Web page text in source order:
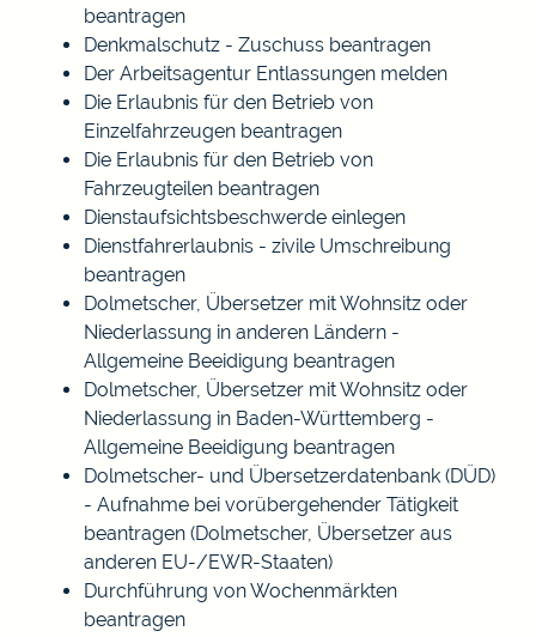
beantragen
Denkmalschutz - Zuschuss beantragen
Der Arbeitsagentur Entlassungen melden
Die Erlaubnis für den Betrieb von
Einzelfahrzeugen beantragen
Die Erlaubnis für den Betrieb von
Fahrzeugteilen beantragen
Dienstaufsichtsbeschwerde einlegen
Dienstfahrerlaubnis - zivile Umschreibung
beantragen
Dolmetscher, Übersetzer mit Wohnsitz oder
Niederlassung in anderen Ländern -
Allgemeine Beeidigung beantragen
Dolmetscher, Übersetzer mit Wohnsitz oder
Niederlassung in Baden-Württemberg -
Allgemeine Beeidigung beantragen
Dolmetscher- und Übersetzerdatenbank (DÜD)
- Aufnahme bei vorübergehender Tätigkeit
beantragen (Dolmetscher, Übersetzer aus
anderen EU-/EWR-Staaten)
Durchführung von Wochenmärkten
beantragen